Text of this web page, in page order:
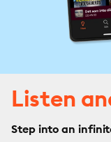
Listen
Step into an